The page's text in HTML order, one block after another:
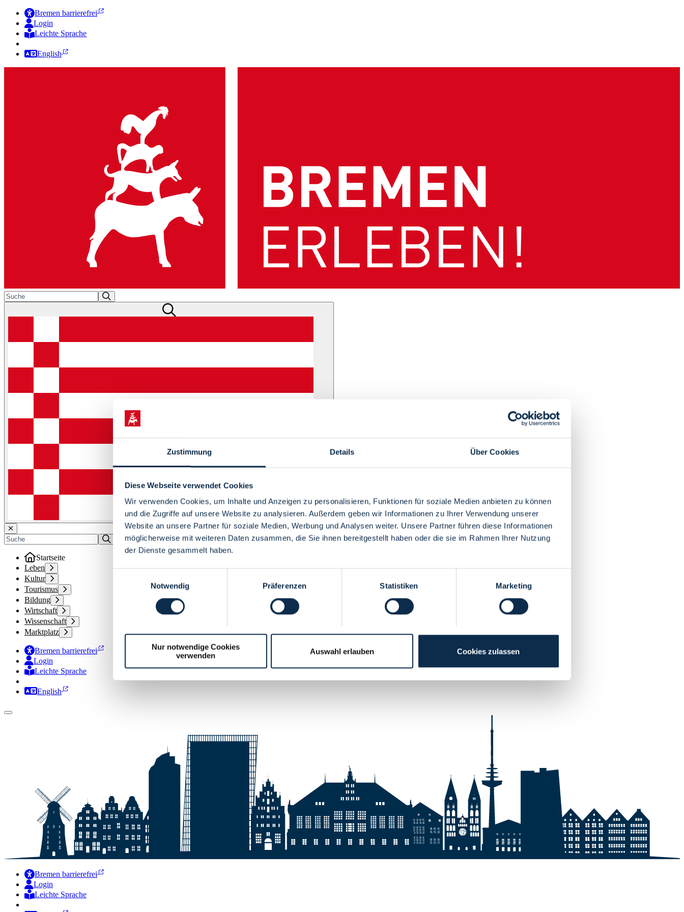
Zustimmung Details Über Cookies
Diese Webseite verwendet Cookies
Wir verwenden Cookies, um Inhalte und Anzeigen zu personalisieren, Funktionen für soziale Medien anbieten zu können
und die Zugriffe auf unsere Website zu analysieren. Außerdem geben wir Informationen zu Ihrer Verwendung unserer
Website an unsere Partner für soziale Medien, Werbung und Analysen weiter. Unsere Partner führen diese Informationen
möglicherweise mit weiteren Daten zusammen, die Sie ihnen bereitgestellt haben oder die sie im Rahmen Ihrer Nutzung
der Dienste gesammelt haben.
Notwendig
Präferenzen Statistiken Marketing
Nur notwendige Cookies
verwenden
Auswahl erlauben Cookies zulassen
Bremen barrierefrei
Login
Leichte Sprache
English
Menü
Startseite
Leben
Kultur
Tourismus
Bildung
Wirtschaft
Wissenschaft
Marktplatz
Bremen barrierefrei
Login
Leichte Sprache
Zur Deutschen Gebärdensprache
English
Bremen barrierefrei
Login
Leichte Sprache